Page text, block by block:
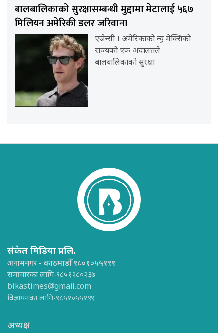
बालबालिकाको सुरक्षासम्बन्धी मुद्दामा मेटालाई ५६७
मिलियन अमेरिकी डलर जरिवाना
एजेन्सी । अमेरिकाको न्यु मेक्सिको
राज्यको एक अदालतले
बालबालिकाको सुरक्षा
संकेत मिडिया प्रा.लि.
अनामनगर - काठमाडौँ ९८०१०५५१९९
समाचारका लागि-९८५१२८०२३७
bikastimes@gmail.com
विज्ञापनका लागि-९८५१०५५१९९
अध्यक्ष